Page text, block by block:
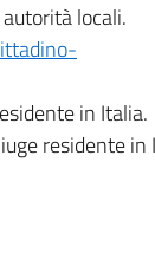
locali.
in Italia.
residente in